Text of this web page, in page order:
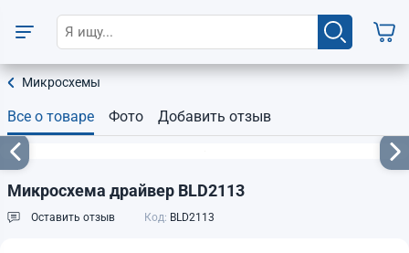
Микросхемы
Все о товаре Фото Добавить отзыв
Микросхема драйвер BLD2113
Оставить отзыв Код: BLD2113